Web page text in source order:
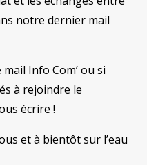
notre dernier mail
mail Info Com’ ou si
à rejoindre le
écrire !
et à bientôt sur l’eau